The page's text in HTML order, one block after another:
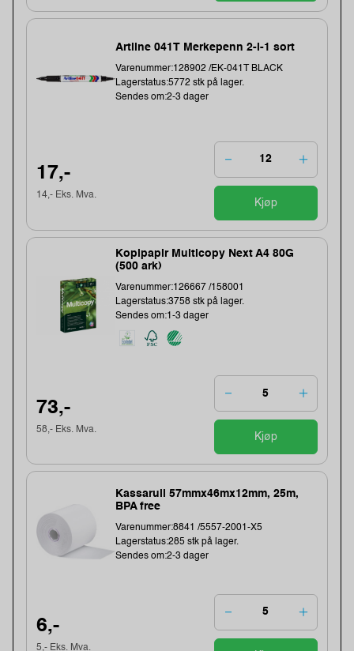
Artline 041T Merkepenn 2-i-1 sort
Varenummer:128902 /EK-041T BLACK
Lagerstatus:5772 stk på lager.
Sendes om:2-3 dager
17,-
14,- Eks. Mva.
Kjøp
Kopipapir Multicopy Next A4 80G
(500 ark)
Varenummer:126667 /158001
Lagerstatus:3758 stk på lager.
Sendes om:1-3 dager
73,-
58,- Eks. Mva.
Kjøp
Kassarull 57mmx46mx12mm, 25m,
BPA free
Varenummer:8841 /5557-2001-X5
Lagerstatus:285 stk på lager.
Sendes om:2-3 dager
6,-
5,- Eks. Mva.